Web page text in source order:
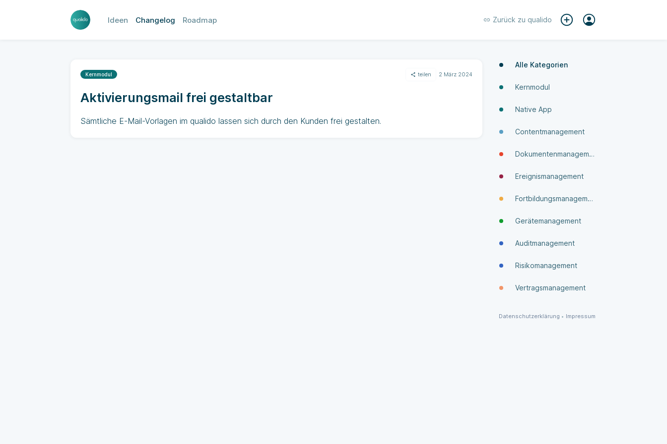
Ideen Changelog Roadmap Zurück zu qualido
Kernmodul teilen 2 März 2024
Aktivierungsmail frei gestaltbar
Sämtliche E-Mail-Vorlagen im qualido lassen sich durch den Kunden frei gestalten.
Alle Kategorien
Kernmodul
Native App
Contentmanagement
Dokumenten­manage­ment
Ereignismanagement
Fortbildungsmanagement
Gerätemanagement
Auditmanagement
Risikomanagement
Vertragsmanagement
Datenschutzerklärung • Impressum